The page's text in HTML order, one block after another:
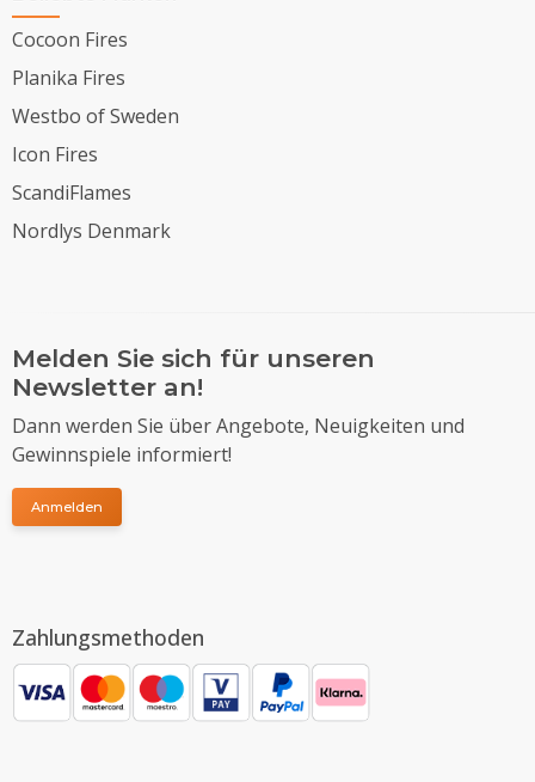
Cocoon Fires
Planika Fires
Westbo of Sweden
Icon Fires
ScandiFlames
Nordlys Denmark
Melden Sie sich für unseren
Newsletter an!
Dann werden Sie über Angebote, Neuigkeiten und
Gewinnspiele informiert!
Anmelden
Zahlungsmethoden